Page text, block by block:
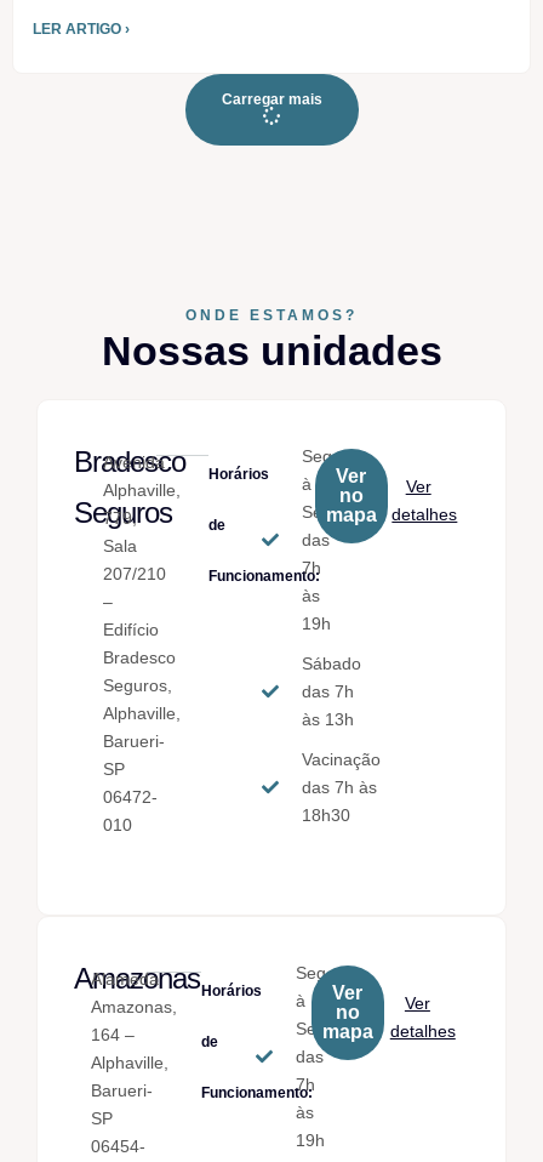
LER ARTIGO ›
Carregar mais
ONDE ESTAMOS?
Nossas unidades
Bradesco
Seguros
Avenida
Alphaville,
779,
Sala
207/210
–
Edifício
Bradesco
Seguros,
Alphaville,
Barueri-
SP
06472-
010
Horários
de
Funcionamento:
Seg.
à
Sex.
das
7h
às
19h
Sábado
das 7h
às 13h
Vacinação
das 7h às
18h30
Ver
no
mapa
Ver
detalhes
Amazonas
Alameda
Amazonas,
164 –
Alphaville,
Barueri-
SP
06454-
Horários
de
Funcionamento:
Seg.
à
Sex.
das
7h
às
19h
Ver
no
mapa
Ver
detalhes